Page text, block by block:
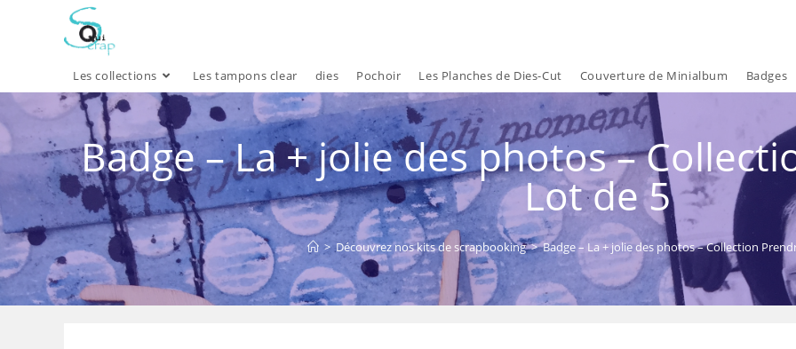
Les collections Les tampons clear dies Pochoir Les Planches de Dies-Cut Couverture de Minialbum Badges
Badge – La + jolie des photos –
Lot de 5
> Découvrez nos kits de scrapbooking > Badge – La + jolie des photos – Collection